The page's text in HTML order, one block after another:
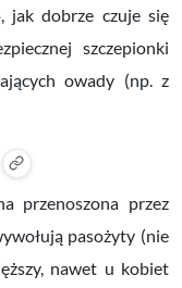
jak dobrze czuje się
szczepionki
owady (np. z
przenoszona przez
pasożyty (nie
nawet u kobiet